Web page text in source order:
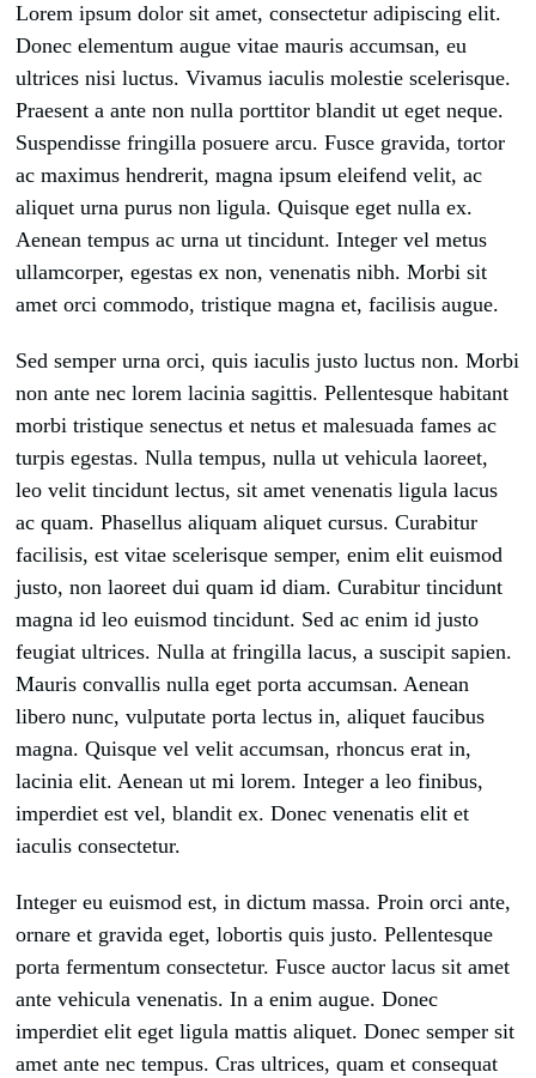
brightness_low Dark contrast
format_underlined Underline links
Reset
options
cached
Leave feedback
Accessibility statement
Lorem ipsum dolor sit amet, consectetur adipiscing elit.
Donec elementum augue vitae mauris accumsan, eu
ultrices nisi luctus. Vivamus iaculis molestie scelerisque.
Praesent a ante non nulla porttitor blandit ut eget neque.
Suspendisse fringilla posuere arcu. Fusce gravida, tortor
ac maximus hendrerit, magna ipsum eleifend velit, ac
aliquet urna purus non ligula. Quisque eget nulla ex.
Aenean tempus ac urna ut tincidunt. Integer vel metus
ullamcorper, egestas ex non, venenatis nibh. Morbi sit
amet orci commodo, tristique magna et, facilisis augue.
Sed semper urna orci, quis iaculis justo luctus non. Morbi
non ante nec lorem lacinia sagittis. Pellentesque habitant
morbi tristique senectus et netus et malesuada fames ac
turpis egestas. Nulla tempus, nulla ut vehicula laoreet,
leo velit tincidunt lectus, sit amet venenatis ligula lacus
ac quam. Phasellus aliquam aliquet cursus. Curabitur
facilisis, est vitae scelerisque semper, enim elit euismod
justo, non laoreet dui quam id diam. Curabitur tincidunt
magna id leo euismod tincidunt. Sed ac enim id justo
feugiat ultrices. Nulla at fringilla lacus, a suscipit sapien.
Mauris convallis nulla eget porta accumsan. Aenean
libero nunc, vulputate porta lectus in, aliquet faucibus
magna. Quisque vel velit accumsan, rhoncus erat in,
lacinia elit. Aenean ut mi lorem. Integer a leo finibus,
imperdiet est vel, blandit ex. Donec venenatis elit et
iaculis consectetur.
Integer eu euismod est, in dictum massa. Proin orci ante,
ornare et gravida eget, lobortis quis justo. Pellentesque
porta fermentum consectetur. Fusce auctor lacus sit amet
ante vehicula venenatis. In a enim augue. Donec
imperdiet elit eget ligula mattis aliquet. Donec semper sit
amet ante nec tempus. Cras ultrices, quam et consequat